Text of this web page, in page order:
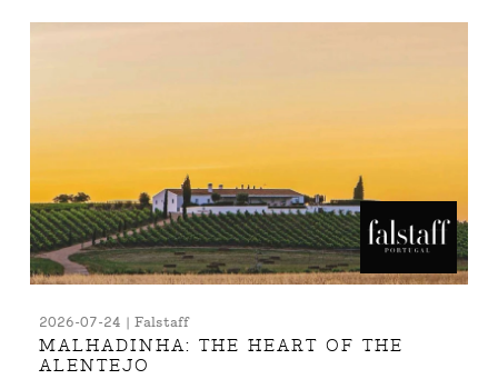
2026-07-24 | Falstaff
MALHADINHA: THE HEART OF THE
ALENTEJO